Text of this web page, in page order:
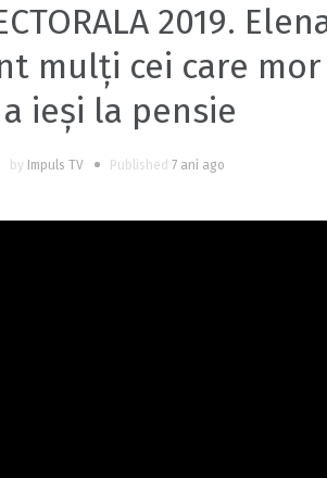
2019.
mulți cei care
ieși la pensie
by Impuls TV Published 7 ani ago